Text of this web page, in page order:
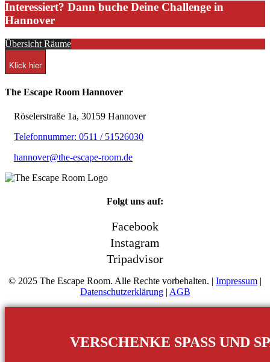
Interessiert? Dann buche Deine Challenge in
Hannover
Übersicht Räume
Klick hier
The Escape Room Hannover
Röselerstraße 1a, 30159 Hannover
Telefonnummer: ‭0511 / 51526030‬
hannover@the-escape-room.de
Folgt uns auf:
Facebook
Instagram
Tripadvisor
© 2025 The Escape Room. Alle Rechte vorbehalten. | Impressum |
Datenschutzerklärung| AGB
VERSCHENKE SPASS UND